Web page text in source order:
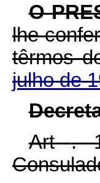
O
lhe
têrmos
julho de
D
Art.